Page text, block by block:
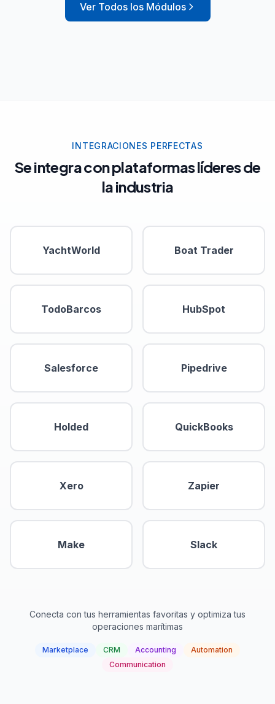
Ver Todos los Módulos
INTEGRACIONES PERFECTAS
Se integra con plataformas líderes de
la industria
YachtWorld Boat Trader
TodoBarcos HubSpot
Salesforce Pipedrive
Holded QuickBooks
Xero Zapier
Make Slack
Conecta con tus herramientas favoritas y optimiza tus
operaciones marítimas
Marketplace CRM Accounting
Automation
Communication